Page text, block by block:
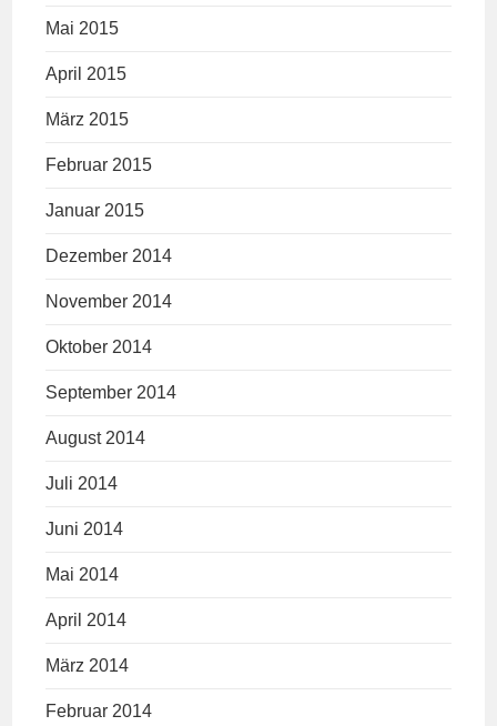
Mai 2015
April 2015
März 2015
Februar 2015
Januar 2015
Dezember 2014
November 2014
Oktober 2014
September 2014
August 2014
Juli 2014
Juni 2014
Mai 2014
April 2014
März 2014
Februar 2014